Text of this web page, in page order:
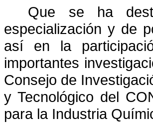
Que se ha
especialización y de
así en la
importantes
Consejo de
y Tecnológico del
para la Industria